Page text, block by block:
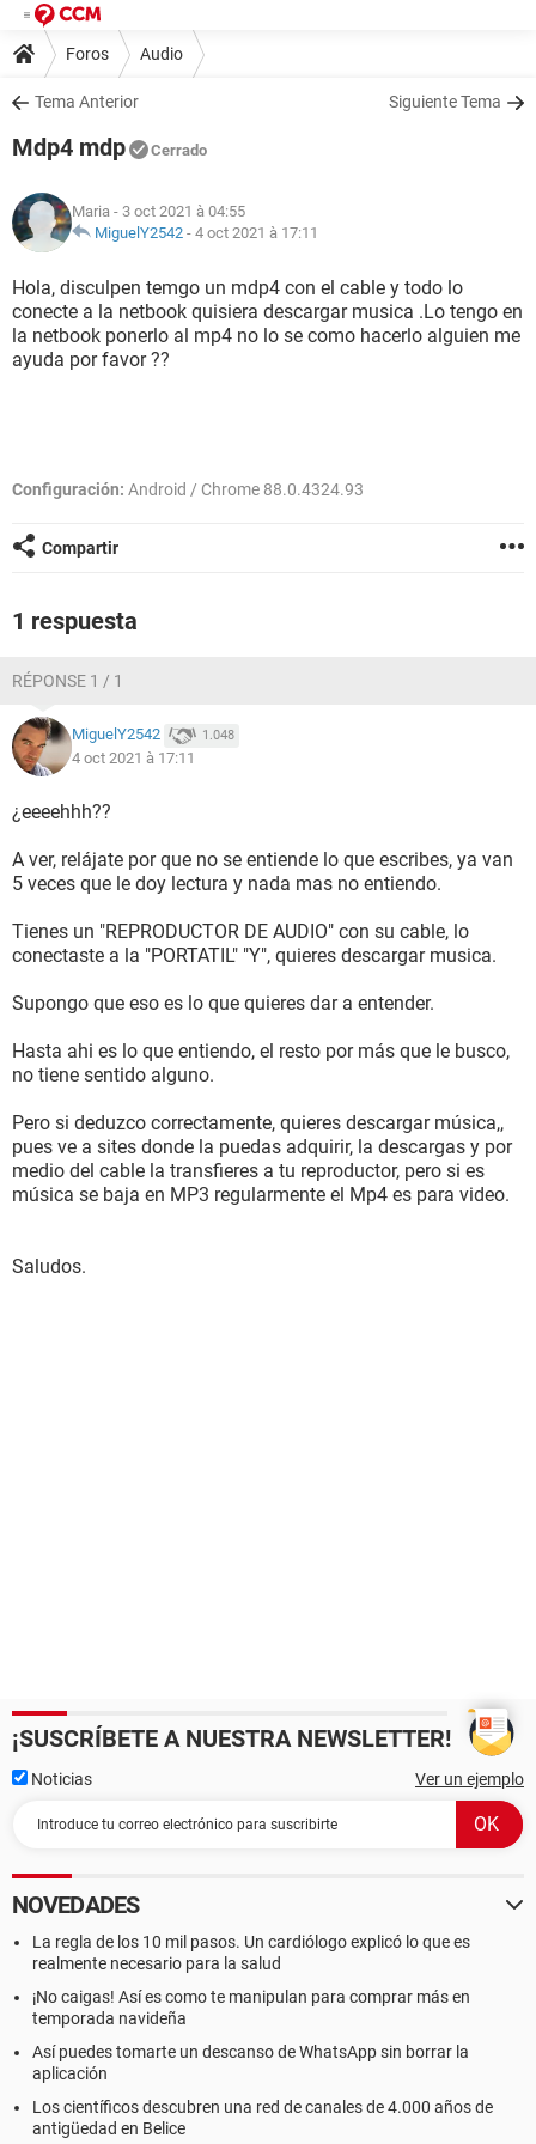
Foros Audio
Tema Anterior Siguiente Tema
Mdp4 mdp Cerrado
Maria - 3 oct 2021 à 04:55
MiguelY2542 - 4 oct 2021 à 17:11
Hola, disculpen temgo un mdp4 con el cable y todo lo
conecte a la netbook quisiera descargar musica .Lo tengo en
la netbook ponerlo al mp4 no lo se como hacerlo alguien me
ayuda por favor ??
Configuración: Android / Chrome 88.0.4324.93
Compartir
1 respuesta
RÉPONSE 1 / 1
MiguelY2542 1.048
4 oct 2021 à 17:11
¿eeeehhh??
A ver, relájate por que no se entiende lo que escribes, ya van
5 veces que le doy lectura y nada mas no entiendo.
Tienes un "REPRODUCTOR DE AUDIO" con su cable, lo
conectaste a la "PORTATIL" "Y", quieres descargar musica.
Supongo que eso es lo que quieres dar a entender.
Hasta ahi es lo que entiendo, el resto por más que le busco,
no tiene sentido alguno.
Pero si deduzco correctamente, quieres descargar música,,
pues ve a sites donde la puedas adquirir, la descargas y por
medio del cable la transfieres a tu reproductor, pero si es
música se baja en MP3 regularmente el Mp4 es para video.
Saludos.
¡SUSCRÍBETE A NUESTRA NEWSLETTER!
Noticias Ver un ejemplo
NOVEDADES
La regla de los 10 mil pasos. Un cardiólogo explicó lo que es
realmente necesario para la salud
¡No caigas! Así es como te manipulan para comprar más en
temporada navideña
Así puedes tomarte un descanso de WhatsApp sin borrar la
aplicación
Los científicos descubren una red de canales de 4.000 años de
antigüedad en Belice